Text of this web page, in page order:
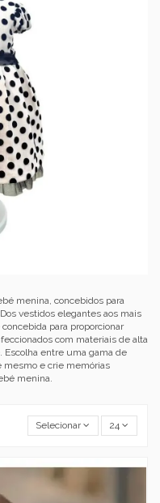
menina, concebidos para
vestidos elegantes aos mais
para proporcionar
com materiais de alta
Escolha entre uma gama de
mesmo e crie memórias
menina.
Selecionar 24